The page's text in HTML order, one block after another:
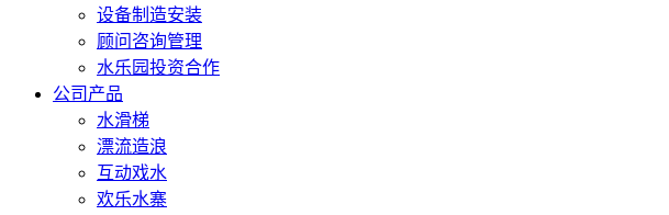
设备制造安装
顾问咨询管理
水乐园投资合作
公司产品
水滑梯
漂流造浪
互动戏水
欢乐水寨